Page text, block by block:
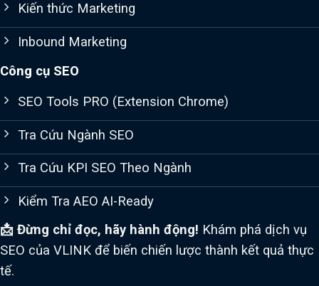
Kiến thức Marketing
Inbound Marketing
Công cụ SEO
SEO Tools PRO (Extension Chrome)
Tra Cứu Ngành SEO
Tra Cứu KPI SEO Theo Ngành
Kiểm Tra AEO AI-Ready
📩 Đừng chỉ đọc, hãy hành động! Khám phá dịch vụ
SEO của VLINK để biến chiến lược thành kết quả thực
tế.